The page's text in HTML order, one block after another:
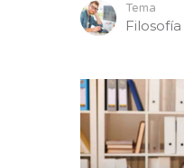
Tema
Filosofía